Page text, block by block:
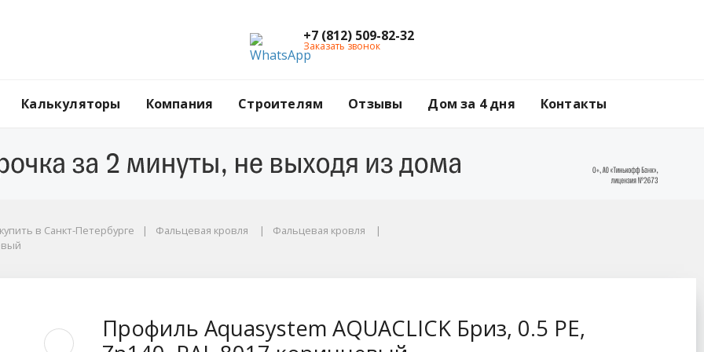
+7 (812) 509-82-32
Заказать звонок
Калькуляторы Компания Строителям Отзывы Дом за 4 дня Контакты
в Санкт-Петербурге Фальцевая кровля
Фальцевая кровля
Профиль Aquasystem AQUACLICK Бриз, 0.5 PE,